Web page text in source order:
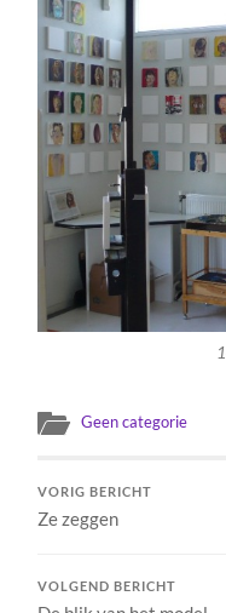
Geen categorie
VORIG BERICHT
Ze zeggen
VOLGEND BERICHT